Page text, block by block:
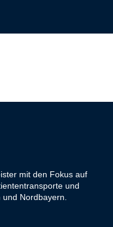
mit den Fokus auf
und
Nordbayern.